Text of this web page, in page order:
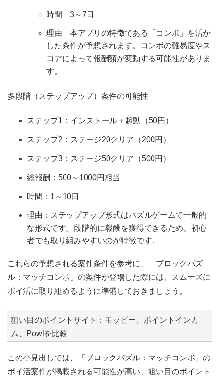
時間：3～7日
理由：本アプリの特徴である「コンボ」を活か
した条件が予想されます。コンボの難易度やス
コアによって報酬額が変動する可能性がありま
す。
多段階（ステップアップ）案件の可能性
ステップ1：インストール＋起動（50円）
ステップ2：ステージ20クリア（200円）
ステップ3：ステージ50クリア（500円）
総報酬：500～1000円相当
時間：1～10日
理由：ステップアップ形式はパズルゲームで一般的
な形式です。段階的に報酬を獲得できるため、初心
者でも取り組みやすいのが特徴です。
これらの予想される案件条件を参考に、「ブロックパズ
ル：マッチコンボ」の案件が登場した際には、スムーズに
ポイ活に取り組めるように準備しておきましょう。
狙い目のポイントサイト：モッピー、ポイントインカ
ム、Powlを比較
この小見出しでは、「ブロックパズル：マッチコンボ」の
ポイ活案件が掲載される可能性が高い、狙い目のポイント